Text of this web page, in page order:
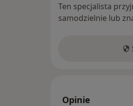
Ten specjalista
samodzielnie lub
Opinie